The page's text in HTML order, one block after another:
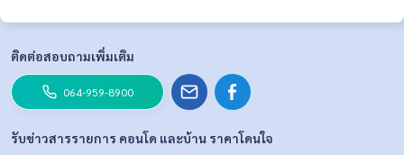
ติดต่อสอบถามเพิ่มเติม
064-959-8900
รับข่าวสารรายการ คอนโด และบ้าน ราคาโดนใจ